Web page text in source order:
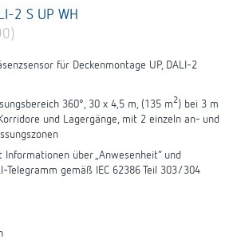
2 S UP WH
für Deckenmontage UP, DALI-2
360°, 30 x 4,5 m, (135 m2) bei 3 m
und Lagergänge, mit 2 einzeln an- und
Informationen über „Anwesenheit“ und
Telegramm gemäß IEC 62386 Teil 303/304